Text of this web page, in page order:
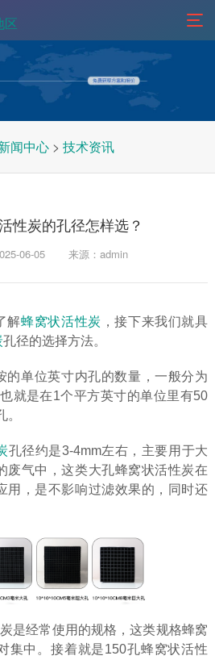
区
闻中心 > 技术资讯
性炭的孔径怎样选？
06-05 来源：admin
解蜂窝状活性炭 ，接下来我们就具
孔径的选择方法。
的单位英寸内孔的数量，一般分为
就是在1个平方英寸的单位里有50
孔径约是3-4mm左右，主要用于大
废气中，这类大孔蜂窝状活性炭在
用，是不影响过滤效果的，同时还
是经常使用的规格，这类规格蜂窝
集中。接着就是150孔蜂窝状活性